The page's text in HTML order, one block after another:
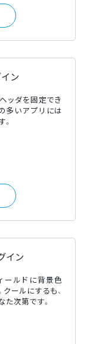
ン
ッダを固定でき
多いアプリには
イン
ールドに背景色
ールにするも、
た次第です。